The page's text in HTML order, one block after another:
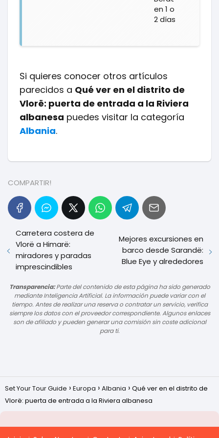
en 1 o
2 días
Si quieres conocer otros artículos
parecidos a Qué ver en el distrito de
Vlorë: puerta de entrada a la Riviera
albanesa puedes visitar la categoría
Albania.
COMPARTIR!
Carretera costera de
Vlorë a Himarë:
miradores y paradas
imprescindibles
Mejores excursiones en
barco desde Sarandë:
Blue Eye y alrededores
Transparencia:Parte del contenido de esta página ha sido generado
mediante Inteligencia Artificial. La información puede variar con el
tiempo. Antes de realizar una reserva o contratar un servicio, verifica
siempre los datos con el proveedor correspondiente. Algunos enlaces
son de afiliado y pueden generar una comisión sin coste adicional
para ti.
Set Your Tour Guide Europa Albania
Qué ver en el distrito de
Vlorë: puerta de entrada a la Riviera albanesa